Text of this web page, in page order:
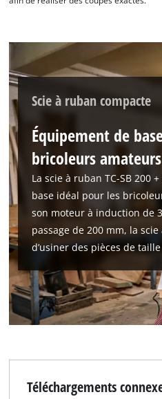
Scie à ruban compacte
Équipement de
bricoleurs amateurs
La scie à ruban TC-SB 200
base idéal pour les
son moteur à induction de
passage de 200 mm, la
d’usiner des pièces de
Téléchargements